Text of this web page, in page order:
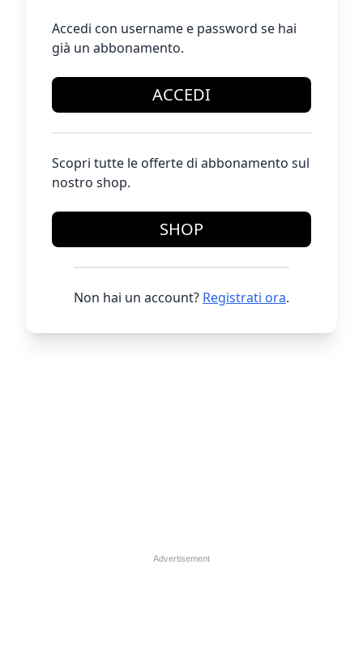
Accedi con username e password se hai
già un abbonamento.
ACCEDI
Scopri tutte le offerte di abbonamento sul
nostro shop.
SHOP
Non hai un account? Registrati ora.